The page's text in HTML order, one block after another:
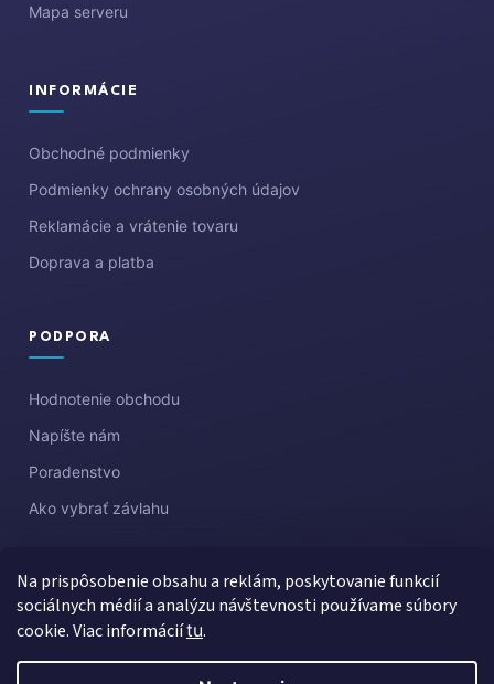
Na prispôsobenie obsahu a reklám, poskytovanie funkcií
sociálnych médií a analýzu návštevnosti používame súbory
cookie. Viac informáciítu.
Mapa serveru
INFORMÁCIE
Obchodné podmienky
Podmienky ochrany osobných údajov
Reklamácie a vrátenie tovaru
Doprava a platba
PODPORA
Hodnotenie obchodu
Napíšte nám
Poradenstvo
Ako vybrať závlahu